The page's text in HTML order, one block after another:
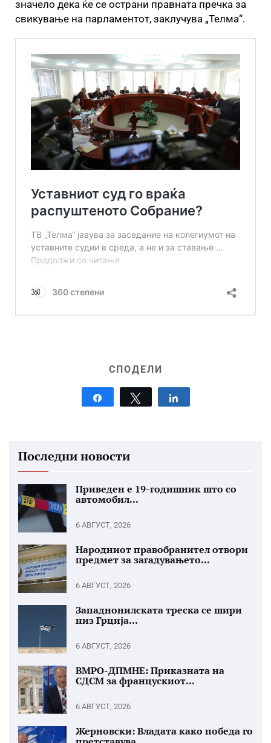
значело дека ќе се острани правната пречка за
свикување на парламентот, заклучува „Телма“.
СПОДЕЛИ
Tweet
Последни новости
Приведен е 19-годишник што со
автомобил...
6 АВГУСТ, 2026
Народниот правобранител отвори
предмет за загадувањето...
6 АВГУСТ, 2026
Западнонилската треска се шири
низ Грција...
6 АВГУСТ, 2026
ВМРО-ДПМНЕ: Приказната на
СДСМ за францускиот...
6 АВГУСТ, 2026
Жерновски: Владата како победа го